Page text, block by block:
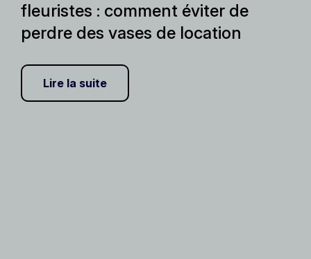
fleuristes : comment éviter de
perdre des vases de location
Lire la suite